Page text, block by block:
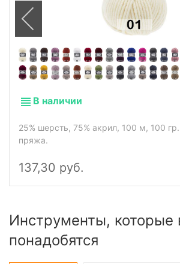
В наличии
25% шерсть, 75% акрил, 100 м, 100
пряжа.
137,30 руб.
Инструменты, которые
понадобятся